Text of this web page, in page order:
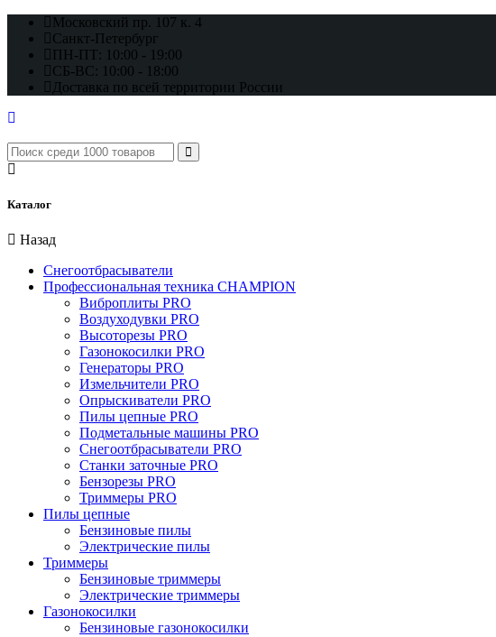
Московский пр. 107 к. 4
Санкт-Петербург
ПН-ПТ: 10:00 - 19:00
СБ-ВС: 10:00 - 18:00
Доставка по всей территории России
Каталог
Назад
Снегоотбрасыватели
Профессиональная техника CHAMPION
Виброплиты PRO
Воздуходувки PRO
Высоторезы PRO
Газонокосилки PRO
Генераторы PRO
Измельчители PRO
Опрыскиватели PRO
Пилы цепные PRO
Подметальные машины PRO
Снегоотбрасыватели PRO
Станки заточные PRO
Бензорезы PRO
Триммеры PRO
Пилы цепные
Бензиновые пилы
Электрические пилы
Триммеры
Бензиновые триммеры
Электрические триммеры
Газонокосилки
Бензиновые газонокосилки